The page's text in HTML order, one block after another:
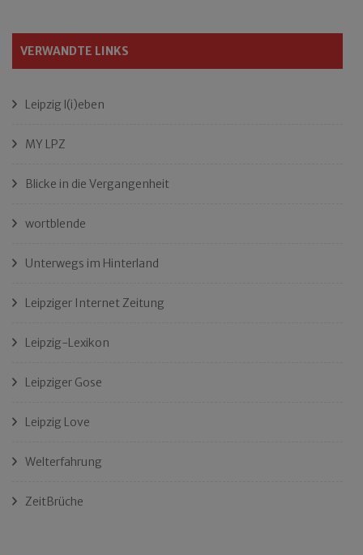
VERWANDTE LINKS
Leipzig l(i)eben
MY LPZ
Blicke in die Vergangenheit
wortblende
Unterwegs im Hinterland
Leipziger Internet Zeitung
Leipzig-Lexikon
Leipziger Gose
Leipzig Love
Welterfahrung
ZeitBrüche